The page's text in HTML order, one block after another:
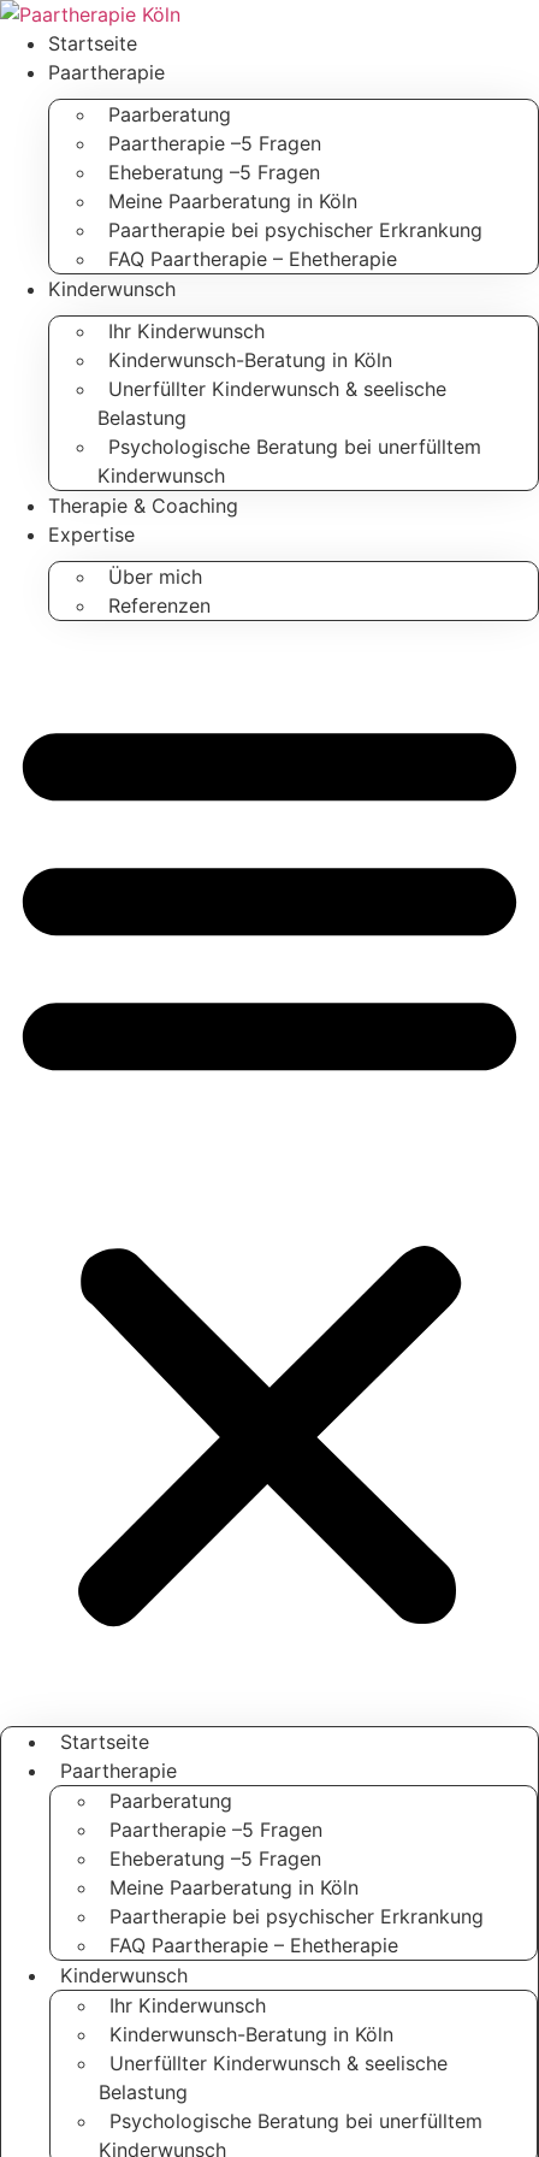
Zum
Inhalt
springen
Startseite
Paartherapie
Paarberatung
Paartherapie –5 Fragen
Eheberatung –5 Fragen
Meine Paarberatung in Köln
Paartherapie bei psychischer Erkrankung
FAQ Paartherapie – Ehetherapie
Kinderwunsch
Ihr Kinderwunsch
Kinderwunsch-Beratung in Köln
Unerfüllter Kinderwunsch & seelische
Belastung
Psychologische Beratung bei unerfülltem
Kinderwunsch
Therapie & Coaching
Expertise
Über mich
Referenzen
Startseite
Paartherapie
Paarberatung
Paartherapie –5 Fragen
Eheberatung –5 Fragen
Meine Paarberatung in Köln
Paartherapie bei psychischer Erkrankung
FAQ Paartherapie – Ehetherapie
Kinderwunsch
Ihr Kinderwunsch
Kinderwunsch-Beratung in Köln
Unerfüllter Kinderwunsch & seelische
Belastung
Psychologische Beratung bei unerfülltem
Kinderwunsch